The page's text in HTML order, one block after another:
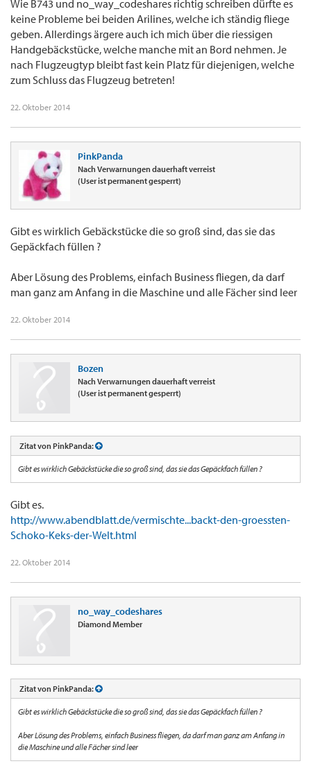
Wie B743 und no_way_codeshares richtig schreiben dürfte es
keine Probleme bei beiden Arilines, welche ich ständig fliege
geben. Allerdings ärgere auch ich mich über die riessigen
Handgebäckstücke, welche manche mit an Bord nehmen. Je
nach Flugzeugtyp bleibt fast kein Platz für diejenigen, welche
zum Schluss das Flugzeug betreten!
22. Oktober 2014
PinkPanda
Nach Verwarnungen dauerhaft verreist
(User ist permanent gesperrt)
Gibt es wirklich Gebäckstücke die so groß sind, das sie das
Gepäckfach füllen ?
Aber Lösung des Problems, einfach Business fliegen, da darf
man ganz am Anfang in die Maschine und alle Fächer sind leer
22. Oktober 2014
Bozen
Nach Verwarnungen dauerhaft verreist
(User ist permanent gesperrt)
Zitat von PinkPanda:
Gibt es wirklich Gebäckstücke die so groß sind, das sie das Gepäckfach füllen ?
Gibt es.
http://www.abendblatt.de/vermischte...backt-den-groessten-
Schoko-Keks-der-Welt.html
22. Oktober 2014
no_way_codeshares
Diamond Member
Zitat von PinkPanda:
Gibt es wirklich Gebäckstücke die so groß sind, das sie das Gepäckfach füllen ?
Aber Lösung des Problems, einfach Business fliegen, da darf man ganz am Anfang in
die Maschine und alle Fächer sind leer